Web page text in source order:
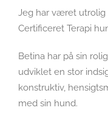
Jeg har været utrolig
Certificeret Terapi
Betina har på sin
udviklet en stor
konstruktiv,
med sin hund.